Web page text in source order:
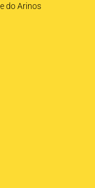
do Arinos